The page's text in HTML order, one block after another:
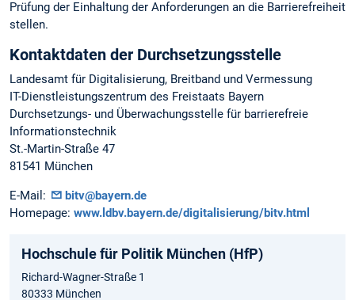
Prüfung der Einhaltung der Anforderungen an die Barrierefreiheit
stellen.
Kontaktdaten der Durchsetzungsstelle
Landesamt für Digitalisierung, Breitband und Vermessung
IT-Dienstleistungszentrum des Freistaats Bayern
Durchsetzungs- und Überwachungsstelle für barrierefreie
Informationstechnik
St.-Martin-Straße 47
81541 München
E-Mail:
bitv@bayern.de
Homepage: www.ldbv.bayern.de/digitalisierung/bitv.html
Hochschule für Politik München (HfP)
Richard-Wagner-Straße 1
80333 München